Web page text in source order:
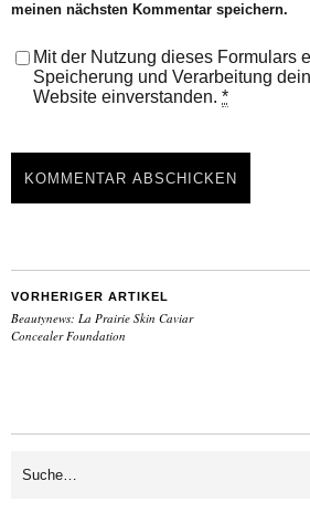
meinen nächsten Kommentar speichern.
Mit der Nutzung dieses Formulars
Speicherung und Verarbeitung
Website einverstanden. *
VORHERIGER ARTIKEL
Beautynews: La Prairie Skin Caviar
Concealer Foundation